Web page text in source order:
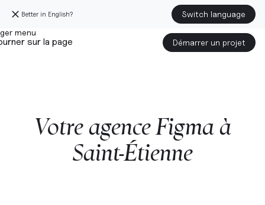
Better in English? Switch language
sur la page Démarrer un projet
VotreagenceFigmaà
Saint-Étienne